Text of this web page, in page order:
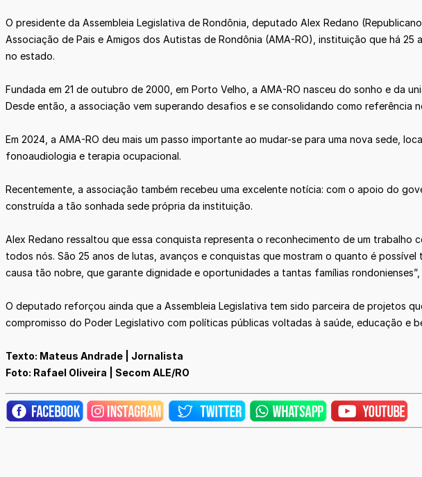
O presidente da Assembleia Legislativa de Rondônia, deputado Alex Redano
Associação de Pais e Amigos dos Autistas de Rondônia (AMA-RO), instituição que há
no estado.
Fundada em 21 de outubro de 2000, em Porto Velho, a AMA-RO nasceu do sonho e da
Desde então, a associação vem superando desafios e se consolidando como referência
Em 2024, a AMA-RO deu mais um passo importante ao mudar-se para uma nova sede,
fonoaudiologia e terapia ocupacional.
Recentemente, a associação também recebeu uma excelente notícia: com o apoio do
construída a tão sonhada sede própria da instituição.
Alex Redano ressaltou que essa conquista representa o reconhecimento de um trabalho
todos nós. São 25 anos de lutas, avanços e conquistas que mostram o quanto é
causa tão nobre, que garante dignidade e oportunidades a tantas famílias
O deputado reforçou ainda que a Assembleia Legislativa tem sido parceira de projetos
compromisso do Poder Legislativo com políticas públicas voltadas à saúde, educação e
Texto: Mateus Andrade | Jornalista
Foto: Rafael Oliveira | Secom ALE/RO